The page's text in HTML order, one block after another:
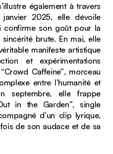
également à travers
2025, elle dévoile
confirme son goût pour la
brute. En mai, elle
manifeste artistique
et expérimentations
“Crowd Caffeine”, morceau
entre l’humanité et
septembre, elle frappe
in the Garden”, single
d’un clip lyrique,
de son audace et de sa